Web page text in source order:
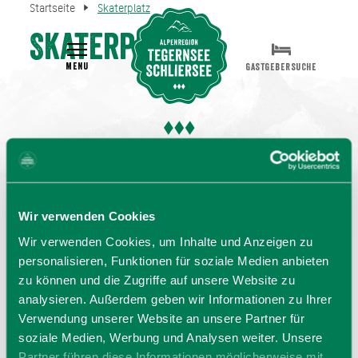
Wir verwenden Cookies
Wir verwenden Cookies, um Inhalte und Anzeigen zu
personalisieren, Funktionen für soziale Medien anbieten
zu können und die Zugriffe auf unsere Website zu
analysieren. Außerdem geben wir Informationen zu Ihrer
Verwendung unserer Website an unsere Partner für
soziale Medien, Werbung und Analysen weiter. Unsere
Startseite Skaterplatz
Skaterplatz
MENU GASTGEBERSUCHE